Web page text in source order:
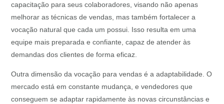
capacitação para seus colaboradores, visando não apenas
melhorar as técnicas de vendas, mas também fortalecer a
vocação natural que cada um possui. Isso resulta em uma
equipe mais preparada e confiante, capaz de atender às
demandas dos clientes de forma eficaz.
Outra dimensão da vocação para vendas é a adaptabilidade. O
mercado está em constante mudança, e vendedores que
conseguem se adaptar rapidamente às novas circunstâncias e